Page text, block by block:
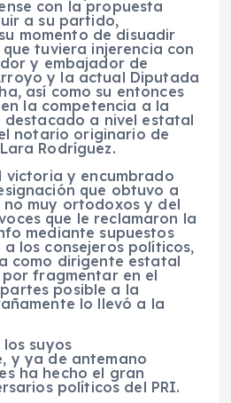
con la propuesta
a su partido,
momento de disuadir
tuviera injerencia con
y embajador de
y la actual Diputada
así como su entonces
la competencia a la
destacado a nivel estatal
notario originario de
Rodríguez.
victoria y encumbrado
que obtuvo a
muy ortodoxos y del
que le reclamaron la
mediante supuestos
los consejeros políticos,
como dirigente estatal
por fragmentar en el
posible a la
lo llevó a la
suyos
y ya de antemano
ha hecho el gran
políticos del PRI.